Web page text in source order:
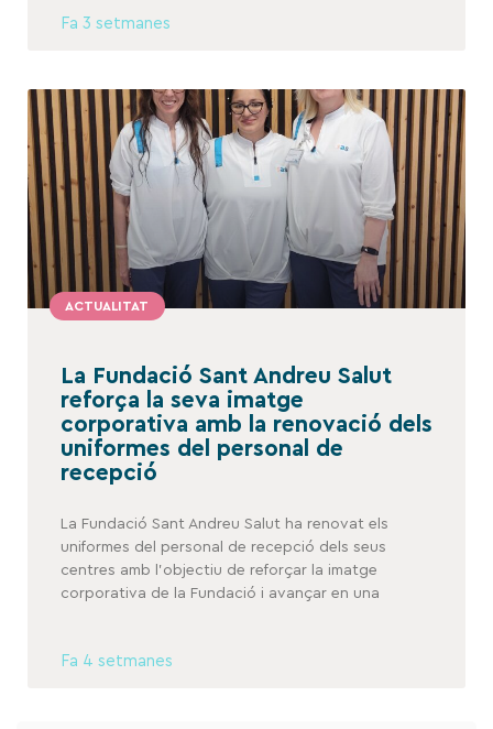
Fa 3 setmanes
ACTUALITAT
La Fundació Sant Andreu Salut
reforça la seva imatge
corporativa amb la renovació dels
uniformes del personal de
recepció
La Fundació Sant Andreu Salut ha renovat els
uniformes del personal de recepció dels seus
centres amb l’objectiu de reforçar la imatge
corporativa de la Fundació i avançar en una
Fa 4 setmanes